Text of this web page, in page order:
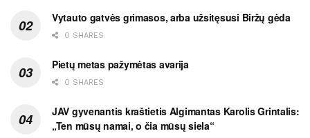
Vytauto gatvės grimasos, arba užsitęsusi Biržų gėda
0 SHARES
Pietų metas pažymėtas avarija
0 SHARES
JAV gyvenantis kraštietis Algimantas Karolis Grintalis:
„Ten mūsų namai, o čia mūsų siela“